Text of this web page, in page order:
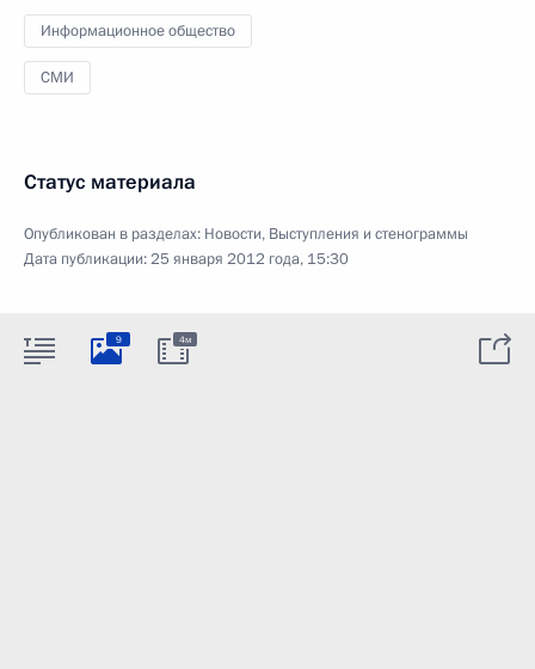
Информационное общество
СМИ
Статус материала
Опубликован в разделах: Новости, Выступления и стенограммы
Дата публикации:25 января 2012 года, 15:30
9 4м